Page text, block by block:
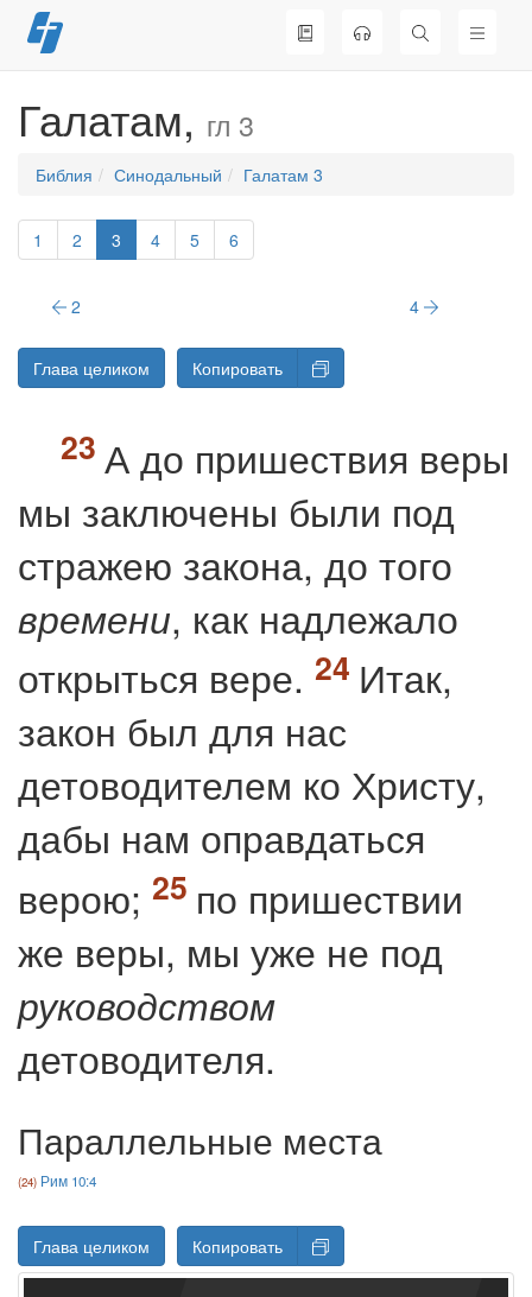
Перейти
к
Галатам, гл 3
Библия Синодальный Галатам 3
1 2 3 4 5 6
2 4
Глава целиком Копировать
А до пришествия веры
мы заключены были под
стражею закона, до того
времени, как надлежало
открыться вере.
Итак,
закон был для нас
детоводителем ко Христу,
дабы нам оправдаться
верою;
по пришествии
же веры, мы уже не под
руководством
детоводителя.
Параллельные места
Рим 10:4
Глава целиком Копировать